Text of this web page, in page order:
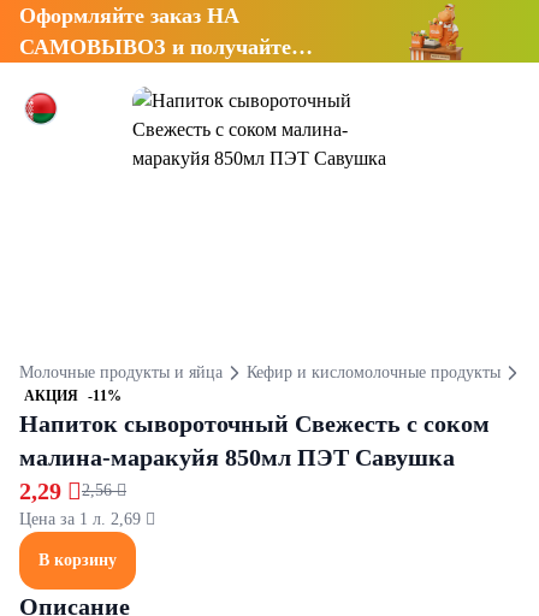
Оформляйте заказ НА
САМОВЫВОЗ и получайте
Молочные продукты и яйца Кефир и кисломолочные продукты
АКЦИЯ -11%
Напиток сывороточный Свежесть с соком
малина-маракуйя 850мл ПЭТ Савушка
2,29 2,56 
Цена за 1 л. 2,69 
В корзину
Описание